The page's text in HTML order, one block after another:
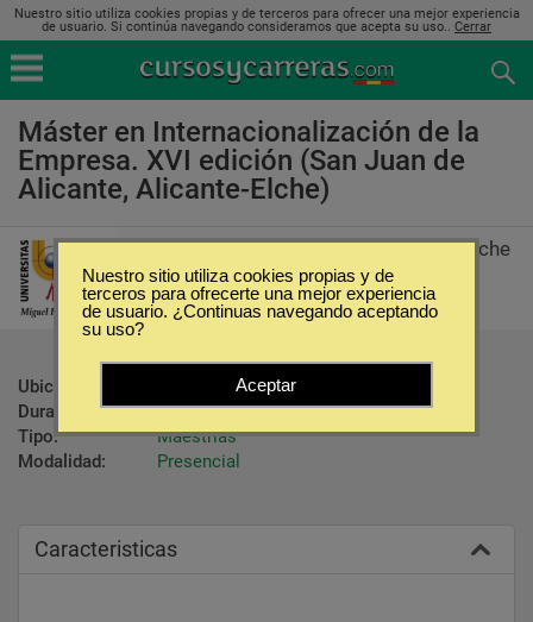
Nuestro sitio utiliza cookies propias y de terceros para ofrecer una mejor experiencia
de usuario. Si continúa navegando consideramos que acepta su uso.. Cerrar
Máster en Internacionalización de la
Empresa. XVI edición (San Juan de
Alicante, Alicante-Elche)
Universidad Miguel Hernández de Elche
Ubicación:
San Juan de Alicante - Alicante-Elche
Duración:
600 Horas
Tipo:
Maestrías
Modalidad:
Presencial
Caracteristicas
Nuestro sitio utiliza cookies propias y de
terceros para ofrecerte una mejor experiencia
de usuario. ¿Continuas navegando aceptando
su uso?
Aceptar